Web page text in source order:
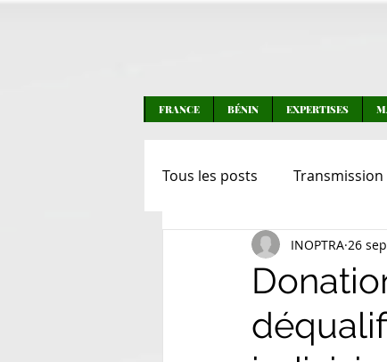
FRANCE BÉNIN EXPERTISES
Tous les posts
Transmission d'entreprises
Transactions Actualités
INOPTRA 26